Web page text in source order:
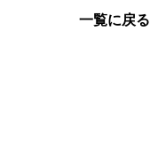
一覧に戻る